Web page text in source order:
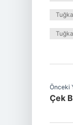
Önceki
Çek